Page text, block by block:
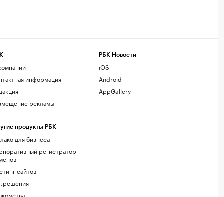
информация
рекламы
продукты РБК
для бизнеса
регистратор
сайтов
РБК Новости
iOS
Android
AppGallery